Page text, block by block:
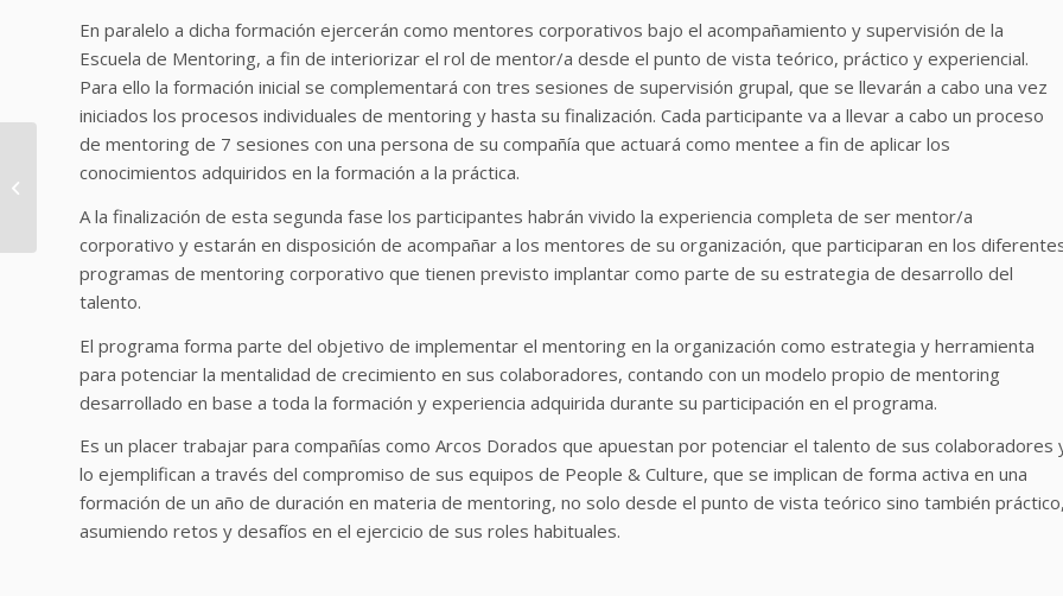
En paralelo a dicha formación ejercerán como mentores corporativos bajo el acompañamiento y supervisión de la
Escuela de Mentoring, a fin de interiorizar el rol de mentor/a desde el punto de vista teórico, práctico y experiencial.
Para ello la formación inicial se complementará con tres sesiones de supervisión grupal, que se llevarán a cabo una vez
iniciados los procesos individuales de mentoring y hasta su finalización. Cada participante va a llevar a cabo un proceso
de mentoring de 7 sesiones con una persona de su compañía que actuará como mentee a fin de aplicar los
conocimientos adquiridos en la formación a la práctica.
A la finalización de esta segunda fase los participantes habrán vivido la experiencia completa de ser mentor/a
corporativo y estarán en disposición de acompañar a los mentores de su organización, que participaran en los
programas de mentoring corporativo que tienen previsto implantar como parte de su estrategia de desarrollo del
talento.
El programa forma parte del objetivo de implementar el mentoring en la organización como estrategia y herramienta
para potenciar la mentalidad de crecimiento en sus colaboradores, contando con un modelo propio de mentoring
desarrollado en base a toda la formación y experiencia adquirida durante su participación en el programa.
Es un placer trabajar para compañías como Arcos Dorados que apuestan por potenciar el talento de sus colaboradores
lo ejemplifican a través del compromiso de sus equipos de People & Culture, que se implican de forma activa en una
formación de un año de duración en materia de mentoring, no solo desde el punto de vista teórico sino también
asumiendo retos y desafíos en el ejercicio de sus roles habituales.
21 Febrero 2024
Conferencia «La
motivacional en el
proceso de coaching...